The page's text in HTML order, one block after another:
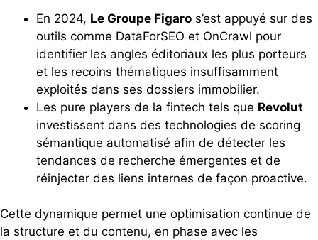
En 2024, Le Groupe Figaro s’est appuyé sur des
outils comme DataForSEO et OnCrawl pour
identifier les angles éditoriaux les plus porteurs
et les recoins thématiques insuffisamment
exploités dans ses dossiers immobilier.
Les pure players de la fintech tels que Revolut
investissent dans des technologies de scoring
sémantique automatisé afin de détecter les
tendances de recherche émergentes et de
réinjecter des liens internes de façon proactive.
Cette dynamique permet une optimisation continue de
la structure et du contenu, en phase avec les